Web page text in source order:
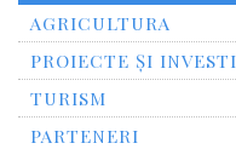
AGRICULTURA
PROIECTE ȘI
TURISM
PARTENERI